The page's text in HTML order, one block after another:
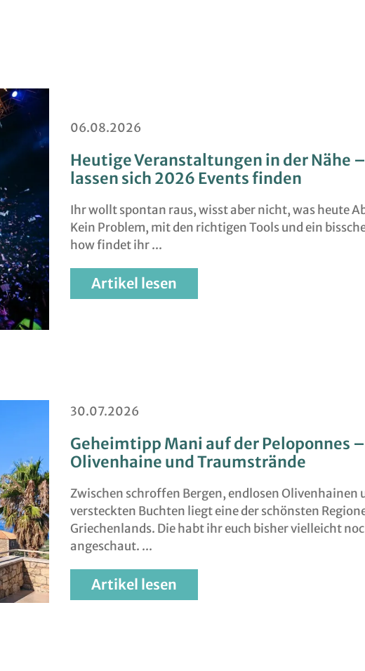
06.08.2026
Heutige Veranstaltungen in der Nähe
lassen sich 2026 Events finden
Ihr wollt spontan raus, wisst aber nicht, was heute
Kein Problem, mit den richtigen Tools und ein
how findet ihr
Artikel lesen
30.07.2026
Geheimtipp Mani auf der Peloponnes
Olivenhaine und Traumstrände
Zwischen schroffen Bergen, endlosen Olivenhainen
versteckten Buchten liegt eine der schönsten
Griechenlands. Die habt ihr euch bisher vielleicht
angeschaut.
Artikel lesen